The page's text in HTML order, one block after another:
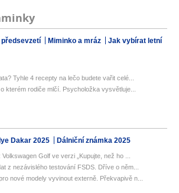
Miminko a mráz
Jak vybírat letní
Tyhle 4 recepty na lečo budete vařit celé...
o kterém rodiče mlčí. Psycholožka vysvětluje...
Dakar 2025 Dálniční známka 2025
Golf ve verzi „Kupujte, než ho ...
z nezávislého testování FSDS. Dříve o něm...
nové modely vyvinout externě. Překvapivě n...